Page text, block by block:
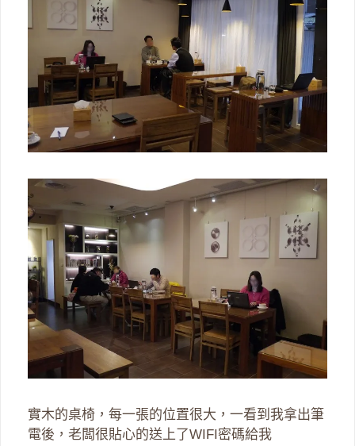
實木的桌椅，每一張的位置很大，一看到我拿出筆
電後，老闆很貼心的送上了WIFI密碼給我